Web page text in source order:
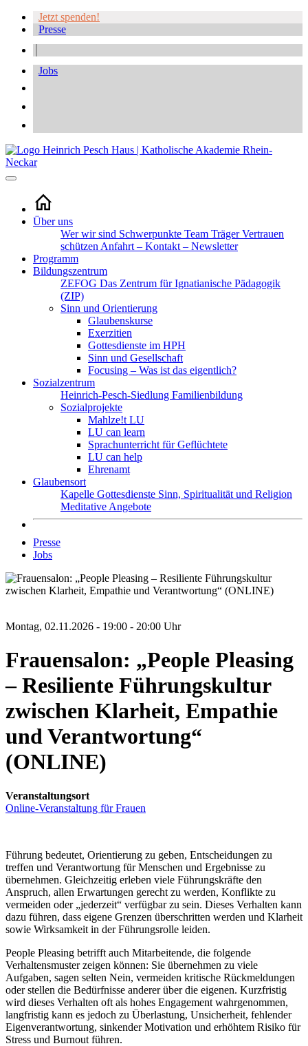
Jetzt spenden!
Presse
Jobs
Über uns
Wer wir sind Schwerpunkte Team TrägerVertrauen
schützen Anfahrt – Kontakt – Newsletter
Programm
Bildungszentrum
ZEFOG Das Zentrum für Ignatianische Pädagogik
(ZIP)
Sinn und Orientierung
Glaubenskurse
Exerzitien
Gottesdienste im HPH
Sinn und Gesellschaft
Focusing – Was ist das eigentlich?
Sozialzentrum
Heinrich-Pesch-Siedlung Familienbildung
Sozialprojekte
Mahlze!t LU
LU can learn
Sprachunterricht für Geflüchtete
LU can help
Ehrenamt
Glaubensort
Kapelle Gottesdienste Sinn, Spiritualität und Religion
Meditative Angebote
Presse
Jobs
Montag, 02.11.2026 - 19:00 - 20:00 Uhr
Frauensalon: „People Pleasing
– Resiliente Führungskultur
zwischen Klarheit, Empathie
und Verantwortung“
(ONLINE)
Veranstaltungsort
Online-Veranstaltung für Frauen
Führung bedeutet, Orientierung zu geben, Entscheidungen zu
treffen und Verantwortung für Menschen und Ergebnisse zu
übernehmen. Gleichzeitig erleben viele Führungskräfte den
Anspruch, allen Erwartungen gerecht zu werden, Konflikte zu
vermeiden oder „jederzeit“ verfügbar zu sein. Dieses Verhalten kann
dazu führen, dass eigene Grenzen überschritten werden und Klarheit
sowie Wirksamkeit in der Führungsrolle leiden.
People Pleasing betrifft auch Mitarbeitende, die folgende
Verhaltensmuster zeigen können: Sie übernehmen zu viele
Aufgaben, sagen selten Nein, vermeiden kritische Rückmeldungen
oder stellen die Bedürfnisse anderer über die eigenen. Kurzfristig
wird dieses Verhalten oft als hohes Engagement wahrgenommen,
langfristig kann es jedoch zu Überlastung, Unsicherheit, fehlender
Eigenverantwortung, sinkender Motivation und erhöhtem Risiko für
Stress und Burnout führen.